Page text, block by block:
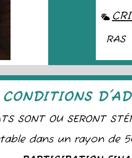
RAS
CONDITIONS
SONT OU SERONT
dans un rayon de